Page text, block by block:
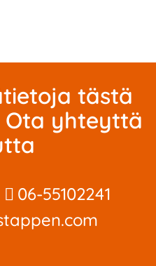
tästä
Ota yhteyttä
06-55102241